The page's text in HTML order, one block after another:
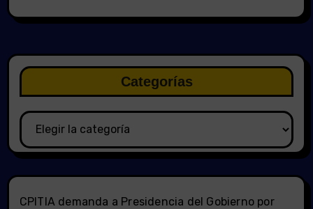
Categorías
Categorías
CPITIA demanda a Presidencia del Gobierno por